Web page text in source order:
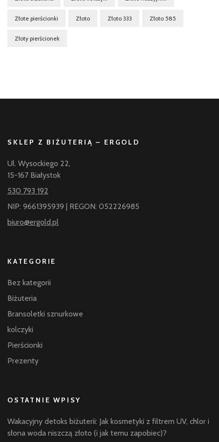
Złote pierścionki Złoto Złoto 333 Złoto 585
Złoty pierścionek
SKLEP Z BIŻUTERIĄ – ERGOLD
Ul. Wysockiego 22,
15-167 Białystok
530 793 192
NIP: 9661395939 | REGON: 052226985
biuro@ergold.pl
KATEGORIE
Bez kategorii
Biżuteria
Bransoletki sznurkowe
kolczyki
Pierścionki
Prezenty
OSTATNIE WPISY
Wakacyjny detoks biżuterii: Jak kosmetyki z filtrem UV, chlor i
słona woda niszczą złoto (i jak temu zapobiec)?